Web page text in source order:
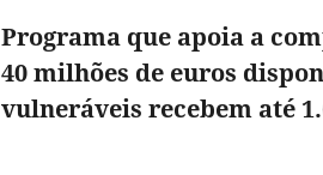
Programa que apoia a
40 milhões de euros
vulneráveis recebem até